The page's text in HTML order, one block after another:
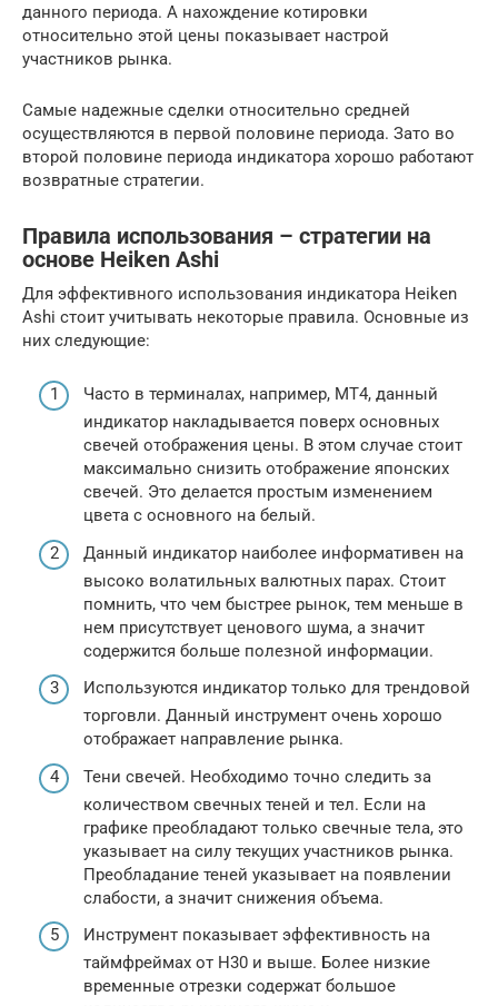
данного периода. А нахождение котировки
относительно этой цены показывает настрой
участников рынка.
Самые надежные сделки относительно средней
осуществляются в первой половине периода. Зато во
второй половине периода индикатора хорошо работают
возвратные стратегии.
Правила использования – стратегии на
основе Heiken Ashi
Для эффективного использования индикатора Heiken
Ashi стоит учитывать некоторые правила. Основные из
них следующие:
Часто в терминалах, например, МТ4, данный
индикатор накладывается поверх основных
свечей отображения цены. В этом случае стоит
максимально снизить отображение японских
свечей. Это делается простым изменением
цвета с основного на белый.
Данный индикатор наиболее информативен на
высоко волатильных валютных парах. Стоит
помнить, что чем быстрее рынок, тем меньше в
нем присутствует ценового шума, а значит
содержится больше полезной информации.
Используются индикатор только для трендовой
торговли. Данный инструмент очень хорошо
отображает направление рынка.
Тени свечей. Необходимо точно следить за
количеством свечных теней и тел. Если на
графике преобладают только свечные тела, это
указывает на силу текущих участников рынка.
Преобладание теней указывает на появлении
слабости, а значит снижения объема.
Инструмент показывает эффективность на
таймфреймах от Н30 и выше. Более низкие
временные отрезки содержат большое